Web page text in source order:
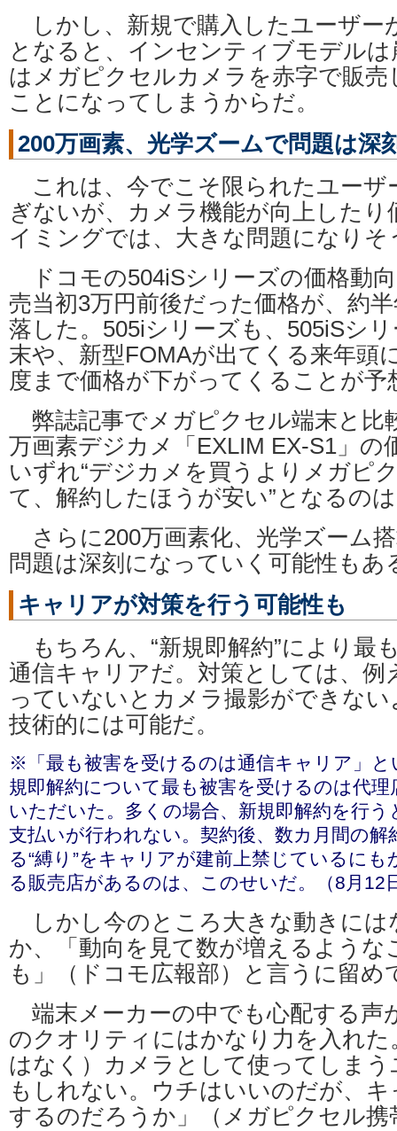
しかし、新規で購入したユーザー
となると、インセンティブモデル
はメガピクセルカメラを赤字で販
ことになってしまうからだ。
200万画素、光学ズームで問題は深
これは、今でこそ限られたユーザ
ぎないが、カメラ機能が向上したり
イミングでは、大きな問題になりそ
ドコモの504iSシリーズの価格動
売当初3万円前後だった価格が、約
落した。505iシリーズも、505iSシ
末や、新型FOMAが出てくる来年頭
度まで価格が下がってくることが予
弊誌記事でメガピクセル端末と比
万画素デジカメ「EXLIM EX-S1」の
いずれ“デジカメを買うよりメガピ
て、解約したほうが安い”となるの
さらに200万画素化、光学ズーム
問題は深刻になっていく可能性もあ
キャリアが対策を行う可能性も
もちろん、“新規即解約”により最
通信キャリアだ。対策としては、例
っていないとカメラ撮影ができな
技術的には可能だ。
※「最も被害を受けるのは通信キャリア」
規即解約について最も被害を受けるのは代
いただいた。多くの場合、新規即解約を行
支払いが行われない。契約後、数カ月間の
る“縛り”をキャリアが建前上禁じているに
る販売店があるのは、このせいだ。（8月12
しかし今のところ大きな動きには
か、「動向を見て数が増えるような
も」（ドコモ広報部）と言うに留め
端末メーカーの中でも心配する声
のクオリティにはかなり力を入れ
はなく）カメラとして使ってしま
もしれない。ウチはいいのだが、
するのだろうか」（メガピクセル